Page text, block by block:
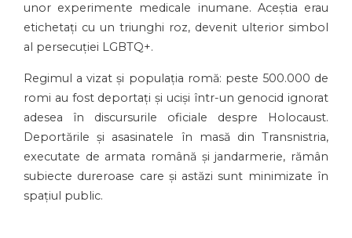
unor experimente medicale inumane. Aceștia erau
etichetați cu un triunghi roz, devenit ulterior simbol
al persecuției LGBTQ+.
Regimul a vizat și populația romă: peste 500.000 de
romi au fost deportați și uciși într-un genocid ignorat
adesea în discursurile oficiale despre Holocaust.
Deportările și asasinatele în masă din Transnistria,
executate de armata română și jandarmerie, rămân
subiecte dureroase care și astăzi sunt minimizate în
spațiul public.